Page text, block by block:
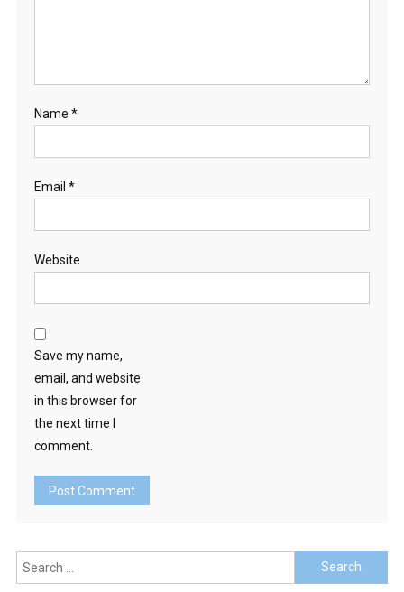
Name *
Email *
Website
Save my name,
email, and website
in this browser for
the next time I
comment.
Search
for: